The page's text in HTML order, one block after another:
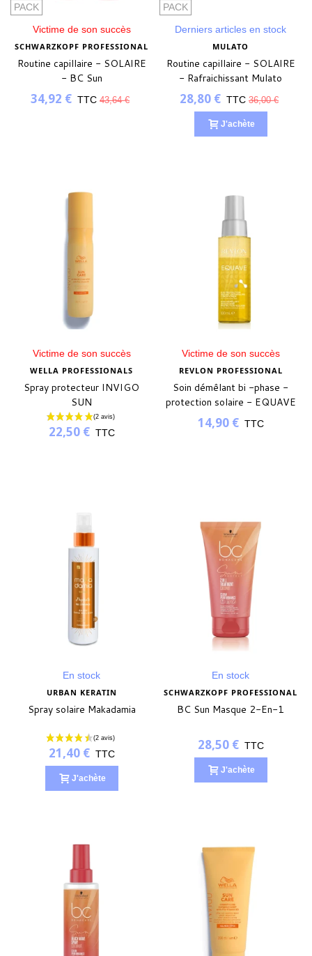
PACK
Victime de son succès
SCHWARZKOPF PROFESSIONAL
Routine capillaire - SOLAIRE
- BC Sun
34,92 € TTC 43,64 €
PACK
Derniers articles en stock
MULATO
Routine capillaire - SOLAIRE
- Rafraichissant Mulato
28,80 € TTC 36,00 €
J'achète
Victime de son succès
WELLA PROFESSIONALS
Spray protecteur INVIGO
SUN
22,50 € TTC
Victime de son succès
REVLON PROFESSIONAL
Soin démêlant bi -phase -
protection solaire - EQUAVE
- 100ml
14,90 € TTC
En stock
URBAN KERATIN
Spray solaire Makadamia
21,40 € TTC
J'achète
En stock
SCHWARZKOPF PROFESSIONAL
BC Sun Masque 2-En-1
28,50 € TTC
J'achète